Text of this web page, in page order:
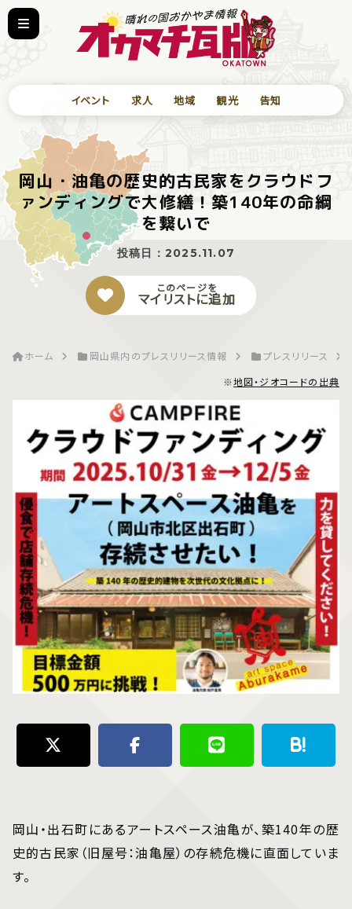
イベント 求人 地域 観光 告知
岡山・油亀の歴史的古民家をクラウドフ
ァンディングで大修繕！築140年の命綱
を繋いで
投稿日： 2025.11.07
このページを
マイリストに追加
ホーム 岡山県内のプレスリリース情報
プレスリリース
※地図・ジオコードの出典
岡山・出石町にあるアートスペース油亀が、築140年の歴
史的古民家（旧屋号：油亀屋）の存続危機に直面していま
す。